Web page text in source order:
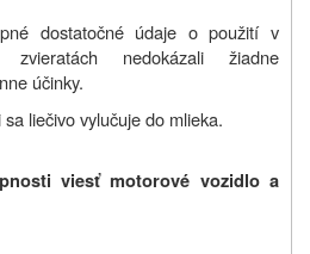
dostatočné údaje o použití v
nedokázali žiadne
účinky.
liečivo vylučuje do mlieka.
viesť motorové vozidlo a